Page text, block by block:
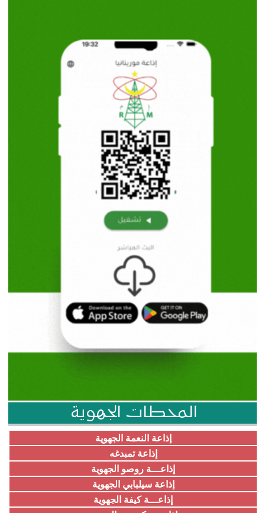
المحطات الجهوية
إذاعة النعمة الجهوية
إذاعة تمبدغه
إذاعـــة روصو الجهوية
إذاعة سيلبابي الجهوية
إذاعـــة كيفة الجهوية